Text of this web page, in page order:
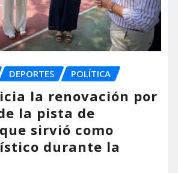
DEPORTES POLÍTICA
la renovación por
la pista de
sirvió como
durante la